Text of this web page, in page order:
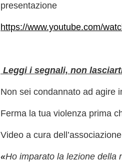
presentazione
https://www.youtube.com/
Leggi i segnali, non
Non sei condannato ad agire
Ferma la tua violenza prima
Video a cura dell’associazione
«Ho imparato la lezione della